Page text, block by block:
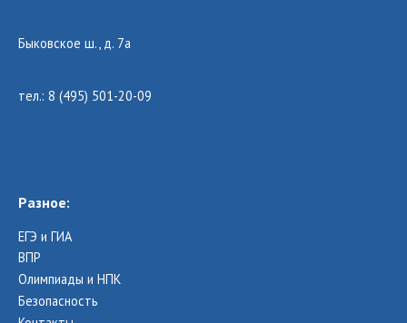
Быковское ш., д. 7а
тел.: 8 (495) 501-20-09
Разное:
ЕГЭ и ГИА
ВПР
Олимпиады и НПК
Безопасность